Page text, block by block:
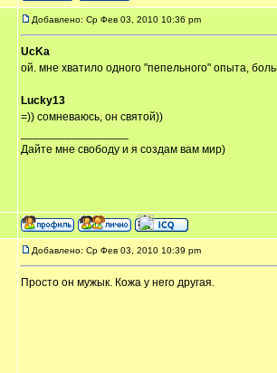
Добавлено: Ср Фев 03, 2010 10:36 pm
UcKa
ой. мне хватило одного "пепельного" опыта,
Lucky13
=)) сомневаюсь, он святой))
Дайте мне свободу и я создам вам мир)
Добавлено: Ср Фев 03, 2010 10:39 pm
Просто он мужык. Кожа у него другая.